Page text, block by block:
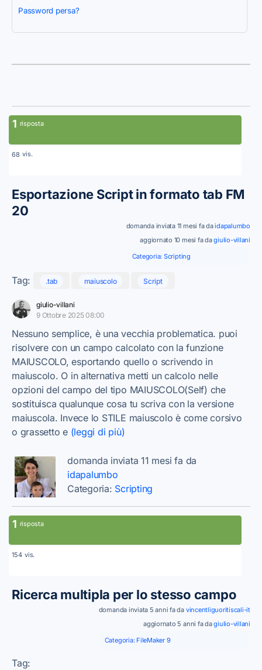
Password persa?
1 risposta
68 vis.
Esportazione Script in formato tab FM
20
domanda inviata 11 mesi fa daidapalumbo
aggiornato 10 mesi fa dagiulio-villani
Categoria: Scripting
Tag: .tab maiuscolo Script
giulio-villani
9 Ottobre 2025 08:00
Nessuno semplice, è una vecchia problematica. puoi
risolvere con un campo calcolato con la funzione
MAIUSCOLO, esportando quello o scrivendo in
maiuscolo. O in alternativa metti un calcolo nelle
opzioni del campo del tipo MAIUSCOLO(Self) che
sostituisca qualunque cosa tu scriva con la versione
maiuscola. Invece lo STILE maiuscolo è come corsivo
o grassetto e (leggi di più)
domanda inviata 11 mesi fa da
idapalumbo
Categoria: Scripting
1 risposta
154 vis.
Ricerca multipla per lo stesso campo
domanda inviata 5 anni fa da vincentliguoritiscali-it
aggiornato 5 anni fa dagiulio-villani
Categoria: FileMaker 9
Tag: